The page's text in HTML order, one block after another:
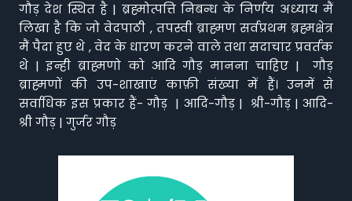
गौड़ देश स्थित है | ब्रह्मोत्पत्ति निबन्ध के निर्णय अध्याय मैं
लिखा है कि जो वेदपाठी , तपस्वी ब्राह्मण सर्वप्रथम ब्रह्मक्षेत्र
मैं पैदा हुए थे , वेद के धारण करने वाले तथा सदाचार प्रवर्तक
थे | इन्ही ब्राह्मणो को आदि गौड़ मानना चाहिए | गौड़
ब्राह्मणों की उप-शाखाएं काफ़ी संख्या में हैं। उनमें से
सर्वाधिक इस प्रकार हैं- गौड़ | आदि-गौड़ | श्री-गौड़ | आदि-
श्री गौड़ | गुर्जर गौड़